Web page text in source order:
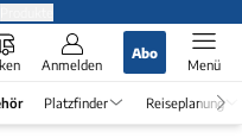
Anmelden
Abo
Menü
Platzfinder Reiseplanung